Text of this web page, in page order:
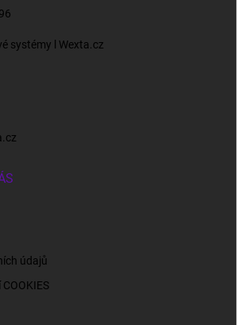
systémy l Wexta.cz
údajů